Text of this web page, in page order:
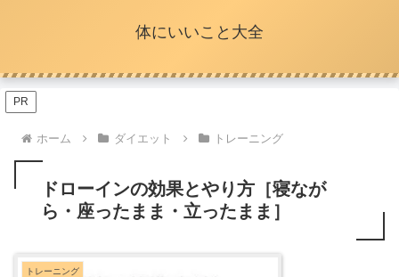
体にいいこと大全
PR
ホーム ダイエット トレーニング
ドローインの効果とやり方［寝なが
ら・座ったまま・立ったまま］
トレーニング